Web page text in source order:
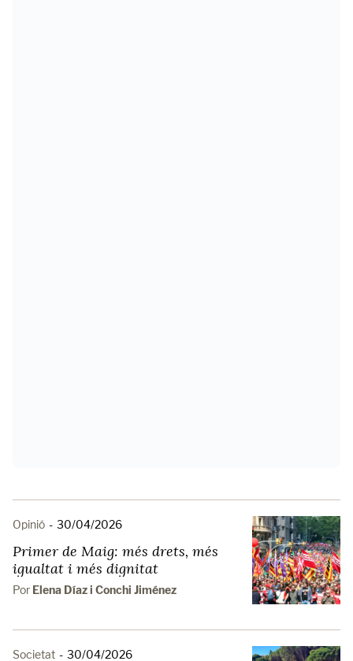
Opinió - 30/04/2026
Primer de Maig: més drets, més
igualtat i més dignitat
Por Elena Díaz i Conchi Jiménez
Societat - 30/04/2026